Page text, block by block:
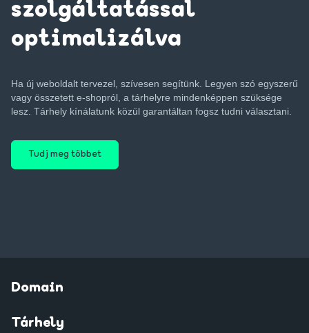
szolgáltatással
optimalizálva
Ha új weboldalt tervezel, szívesen segítünk. Legyen szó egyszerű
vagy összetett e-shopról, a tárhelyre mindenképpen szüksége
lesz. Tárhely kínálatunk közül garantáltan fogsz tudni választani.
Tudj meg többet
Domain
Tárhely